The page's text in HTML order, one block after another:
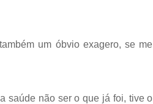
um óbvio exagero, se me
saúde não ser o que já foi, tive o